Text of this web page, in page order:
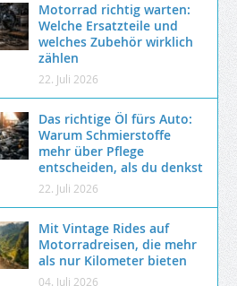
Motorrad richtig warten:
Welche Ersatzteile und
welches Zubehör wirklich
zählen
22. Juli 2026
Das richtige Öl fürs Auto:
Warum Schmierstoffe
mehr über Pflege
entscheiden, als du denkst
22. Juli 2026
Mit Vintage Rides auf
Motorradreisen, die mehr
als nur Kilometer bieten
04. Juli 2026